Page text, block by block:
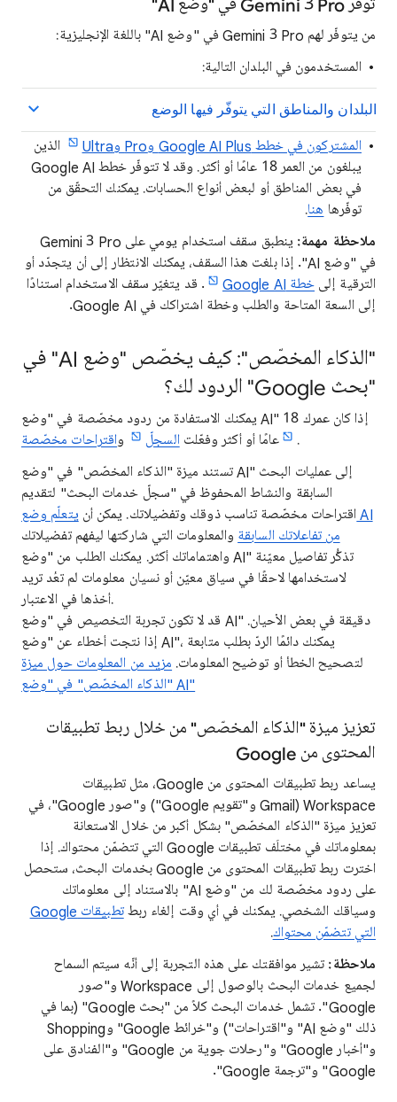
توفُّر Gemini 3 Pro في "وضع AI"
من يتوفّر لهم Gemini 3 Pro في "وضع AI" باللغة الإنجليزية:
المستخدمون في البلدان التالية:
البلدان والمناطق التي يتوفّر فيها الوضع
المشتركون في خطط Google AI Plus وPro وUltra
الذين
يبلغون من العمر 18 عامًا أو أكثر. وقد لا تتوفّر خطط Google AI
في بعض المناطق أو لبعض أنواع الحسابات. يمكنك التحقّق من
توفّرها هنا.
ملاحظة مهمة:
ينطبق سقف استخدام يومي على Gemini 3 Pro
في "وضع AI". إذا بلغت هذا السقف، يمكنك الانتظار إلى أن يتجدّد أو
الترقية إلى خطة Google AI
. قد يتغيّر سقف الاستخدام استنادًا
إلى السعة المتاحة والطلب وخطة اشتراكك في Google AI.
"الذكاء المخصّص": كيف يخصّص "وضع AI" في
"بحث Google" الردود لك؟
يمكنك الاستفادة من ردود مخصّصة في "وضع AI" إذا كان عمرك 18
عامًا أو أكثر وفعّلتالسجلّ واقتراحات مخصّصة
.
تستند ميزة "الذكاء المخصّص" في "وضع AI" إلى عمليات البحث
السابقة والنشاط المحفوظ في "سجلّ خدمات البحث" لتقديم
اقتراحات مخصّصة تناسب ذوقك وتفضيلاتك. يمكن أنيتعلّم وضع AI
من تفاعلاتك السابقة والمعلومات التي شاركتها ليفهم تفضيلاتك
واهتماماتك أكثر. يمكنك الطلب من "وضع AI" تذكُّر تفاصيل معيّنة
لاستخدامها لاحقًا في سياق معيّن أو نسيان معلومات لم تعُد تريد
أخذها في الاعتبار.
قد لا تكون تجربة التخصيص في "وضع AI" دقيقة في بعض الأحيان.
إذا نتجت أخطاء عن "وضع AI"، يمكنك دائمًا الردّ بطلب متابعة
لتصحيح الخطأ أو توضيح المعلومات. مزيد من المعلومات حول ميزة
"الذكاء المخصّص" في "وضع AI"
تعزيز ميزة "الذكاء المخصّص" من خلال ربط تطبيقات
المحتوى من Google
يساعد ربط تطبيقات المحتوى من Google، مثل تطبيقات
Workspace‏ (Gmail و"تقويم Google") و"صور Google"، في
تعزيز ميزة "الذكاء المخصّص" بشكل أكبر من خلال الاستعانة
بمعلوماتك في مختلَف تطبيقات Google التي تتضمّن محتواك. إذا
اخترت ربط تطبيقات المحتوى من Google بخدمات البحث، ستحصل
على ردود مخصّصة لك من "وضع AI" بالاستناد إلى معلوماتك
وسياقك الشخصي. يمكنك في أي وقت إلغاء ربط
تطبيقات Google
التي تتضمّن محتواك.
ملاحظة: تشير موافقتك على هذه التجربة إلى أنّه سيتم السماح
لجميع خدمات البحث بالوصول إلى Workspace و"صور
Google". تشمل خدمات البحث كلاً من "بحث Google" (بما في
ذلك "وضع AI" و"اقتراحات") و"خرائط Google" وShopping
و"أخبار Google" و"رحلات جوية من Google" و"الفنادق على
Google" و"ترجمة Google".